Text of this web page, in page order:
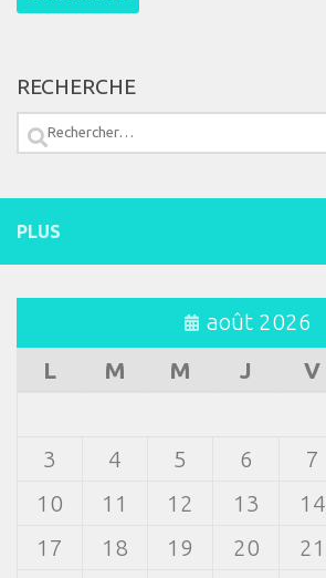
RECHERCHE
Rechercher :
PLUS
août 2026
L
M M J V
3
4 5 6 7
10
11 12 13 14
17
18 19 20 21